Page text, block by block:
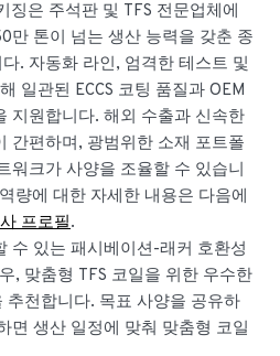
징은 주석판 및 TFS 전문업체에
만 톤이 넘는 생산 능력을 갖춘 종
. 자동화 라인, 엄격한 테스트 및
일관된 ECCS 코팅 품질과 OEM
지원합니다. 해외 수출과 신속한
간편하며, 광범위한 소재 포트폴
워크가 사양을 조율할 수 있습니
량에 대한 자세한 내용은 다음에
프로필.
수 있는 패시베이션-래커 호환성
, 맞춤형 TFS 코일을 위한 우수한
천합니다. 목표 사양을 공유하
면 생산 일정에 맞춰 맞춤형 코일